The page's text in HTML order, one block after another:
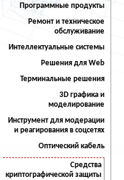
Программные продукты
Ремонт и техническое
обслуживание
Интеллектуальные системы
Решения для Web
Терминальные решения
3D графика и
моделирование
Инструмент для модерации
и реагирования в соцсетях
Оптический кабель
Средства
криптографической защиты